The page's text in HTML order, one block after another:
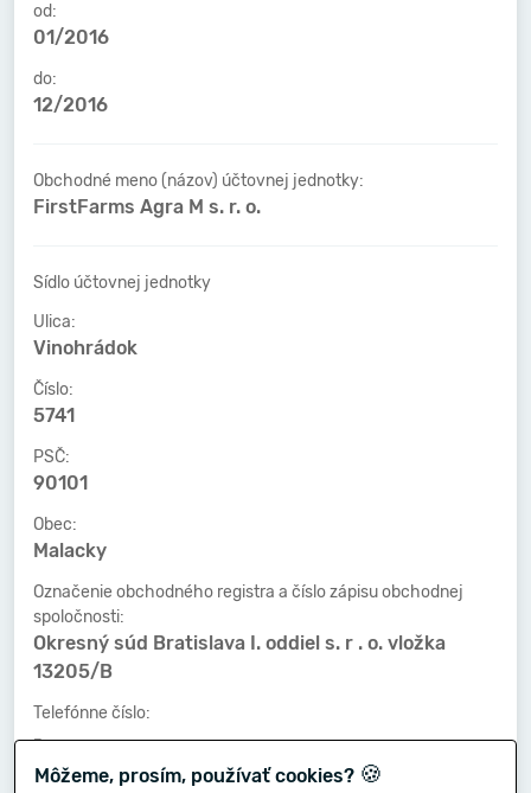
od:
01/2016
do:
12/2016
Obchodné meno (názov) účtovnej jednotky:
FirstFarms Agra M s. r. o.
Sídlo účtovnej jednotky
Ulica:
Vinohrádok
Číslo:
5741
PSČ:
90101
Obec:
Malacky
Označenie obchodného registra a číslo zápisu obchodnej
spoločnosti:
Okresný súd Bratislava I. oddiel s. r . o. vložka
13205/B
Telefónne číslo:
-
Faxové číslo:
Môžeme, prosím, používať cookies? 🍪